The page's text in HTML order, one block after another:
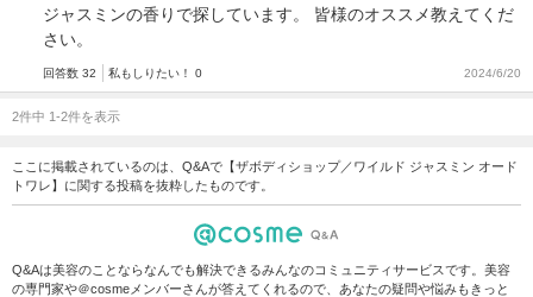
ジャスミンの香りで探しています。 皆様のオススメ教えてくだ
さい。
回答数 32 私もしりたい！ 0 2024/6/20
2件中 1-2件を表示
ここに掲載されているのは、Q&Aで【ザボディショップ／ワイルド ジャスミン オード
トワレ】に関する投稿を抜粋したものです。
Q&Aは美容のことならなんでも解決できるみんなのコミュニティサービスです。美容
の専門家や＠cosmeメンバーさんが答えてくれるので、あなたの疑問や悩みもきっと